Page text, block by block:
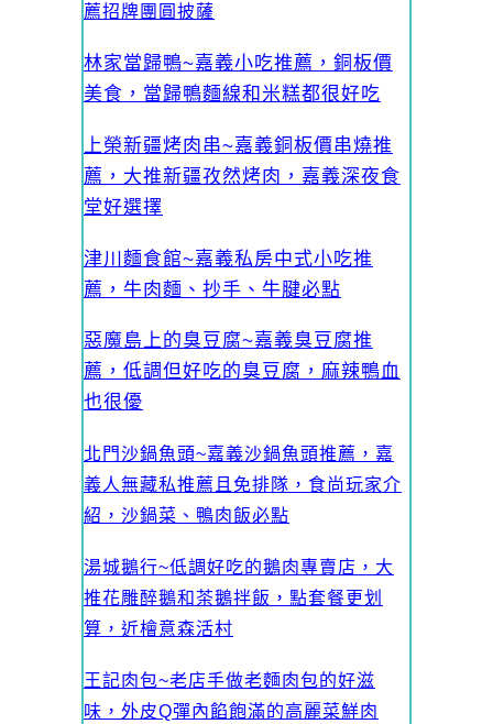
薦招牌團圓披薩
林家當歸鴨~嘉義小吃推薦，銅板價
美食，當歸鴨麵線和米糕都很好吃
上榮新疆烤肉串~嘉義銅板價串燒推
薦，大推新疆孜然烤肉，嘉義深夜食
堂好選擇
津川麵食館~嘉義私房中式小吃推
薦，牛肉麵、抄手、牛腱必點
惡魔島上的臭豆腐~嘉義臭豆腐推
薦，低調但好吃的臭豆腐，麻辣鴨血
也很優
北門沙鍋魚頭~嘉義沙鍋魚頭推薦，嘉
義人無藏私推薦且免排隊，食尚玩家介
紹，沙鍋菜、鴨肉飯必點
湯城鵝行~低調好吃的鵝肉專賣店，大
推花雕醉鵝和茶鵝拌飯，點套餐更划
算，近檜意森活村
王記肉包~老店手做老麵肉包的好滋
味，外皮Q彈內餡飽滿的高麗菜鮮肉